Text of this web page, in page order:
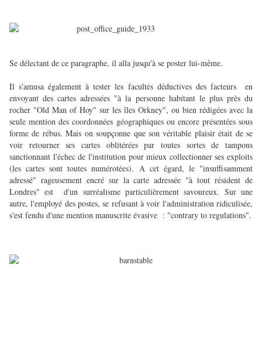
Se délectant de ce paragraphe, il alla jusqu'à se poster lui-même.
Il s'amusa également à tester les facultés déductives des facteurs en
envoyant des cartes adressées "à la personne habitant le plus près du
rocher "Old Man of Hoy" sur les îles Orkney", ou bien rédigées avec la
seule mention des coordonnées géographiques ou encore présentées sous
forme de rébus. Mais on soupçonne que son véritable plaisir était de se
voir retourner ses cartes oblitérées par toutes sortes de tampons
sanctionnant l'échec de l'institution pour mieux collectionner ses exploits
(les cartes sont toutes numérotées). A cet égard, le "insuffisamment
adressé" rageusement encré sur la carte adressée "à tout résident de
Londres" est d'un surréalisme particulièrement savoureux. Sur une
autre, l'employé des postes, se refusant à voir l'administration ridiculisée,
s'est fendu d'une mention manuscrite évasive : "contrary to regulations".